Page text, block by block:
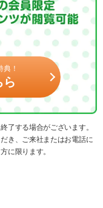
！
ら
了する場合がございます。
き、ご来社またはお電話に
に限ります。